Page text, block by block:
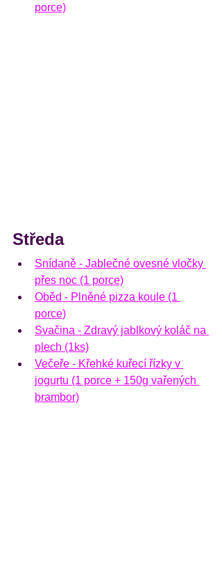
porce)
Středa
Snídaně - Jablečné ovesné vločky
přes noc (1 porce)
Oběd - Plněné pizza koule (1
porce)
Svačina - Zdravý jablkový koláč na
plech (1ks)
Večeře - Křehké kuřecí řízky v
jogurtu (1 porce + 150g vařených
brambor)